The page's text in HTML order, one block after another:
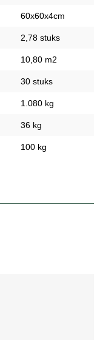
60x60x4cm
2,78 stuks
10,80 m2
30 stuks
1.080 kg
36 kg
100 kg